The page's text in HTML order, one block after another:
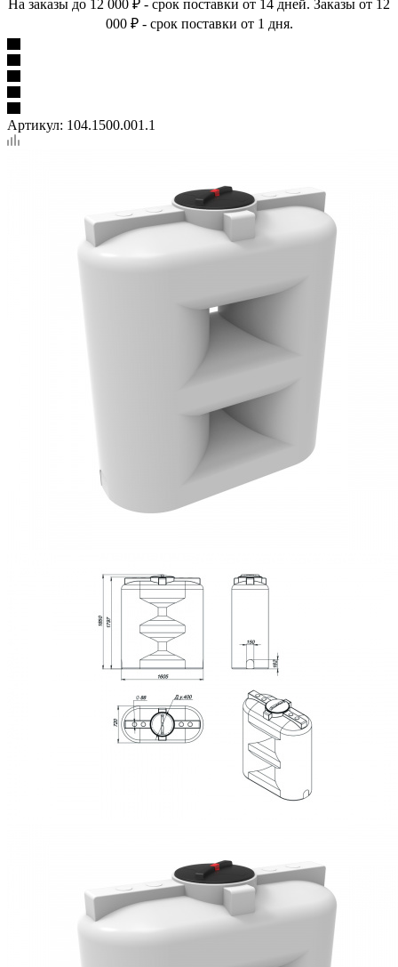
На заказы до 12 000 ₽ - срок поставки от 14 дней. Заказы от 12
000 ₽ - срок поставки от 1 дня.
Артикул: 104.1500.001.1